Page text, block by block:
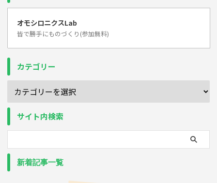
オモシロニクスLab
皆で勝手にものづくり(参加無料)
カテゴリー
サイト内検索
新着記事一覧